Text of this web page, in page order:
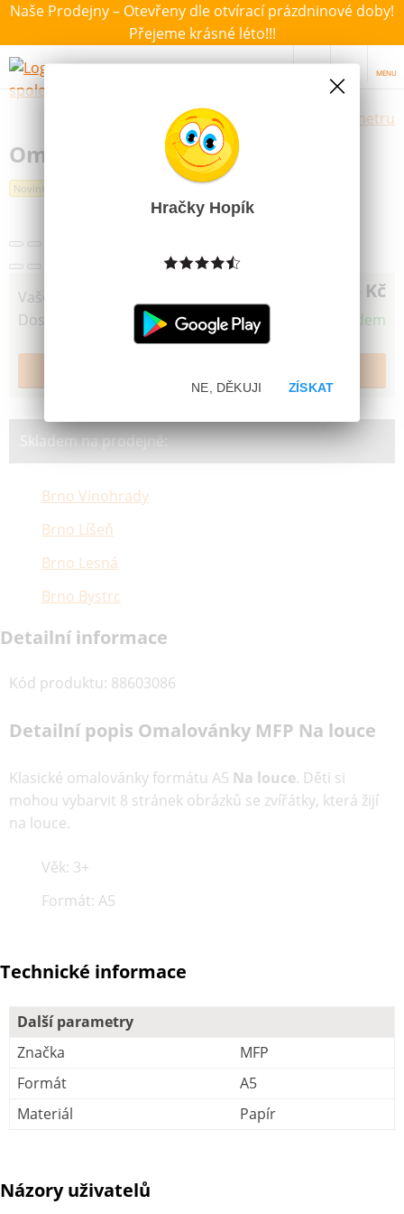
Naše Prodejny – Otevřeny dle otvírací prázdninové doby!
Přejeme krásné léto!!!
MENU
Výběr hraček dle zvoleného parametru
Omalovánky MFP Na louce
Novinka
Vaše cena 15 Kč
Dostupnost Skladem
Skladem na prodejně:
Brno Vinohrady
Brno Líšeň
Brno Lesná
Brno Bystrc
Detailní informace
Kód produktu: 88603086
Detailní popis Omalovánky MFP Na louce
Klasické omalovánky formátu A5 Na louce. Děti si
mohou vybarvit 8 stránek obrázků se zvířátky, která žijí
na louce.
Věk: 3+
Formát: A5
Technické informace
Další parametry
Značka
MFP
Formát
A5
Materiál
Papír
Názory uživatelů
Hračky Hopík
ZÍSKAT
NE, DĚKUJI